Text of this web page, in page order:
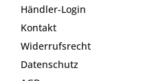
Händler-Login
Kontakt
Widerrufsrecht
Datenschutz